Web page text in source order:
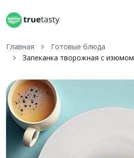
Главная
Готовые блюда
Запеканка творожная с изюмом